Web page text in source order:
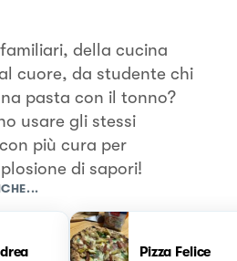
della cucina
cuore, da studente chi
pasta con il tonno?
usare gli stessi
più cura per
di sapori!
Pizza Felice